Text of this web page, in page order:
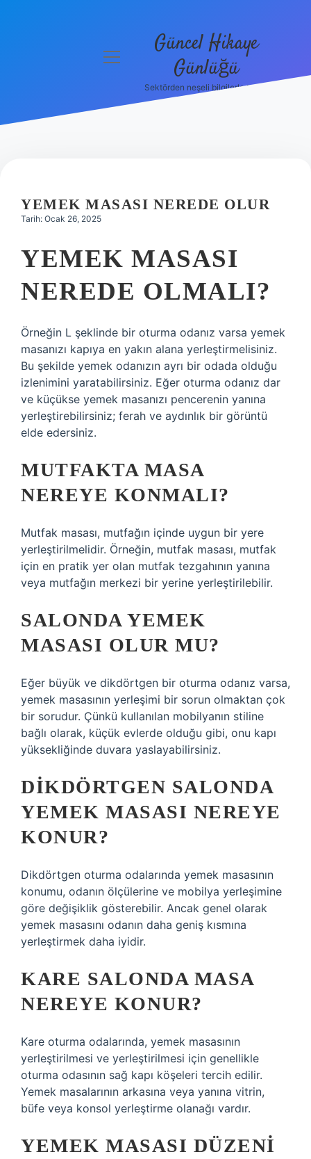
Hakkımızda
menüyü
Güncel Hikaye
Günlüğü
Sektörden neşeli bilgilerle tanış!
YEMEK MASASI NEREDE OLUR
Tarih: Ocak 26, 2025
YEMEK MASASI
NEREDE OLMALI?
Örneğin L şeklinde bir oturma odanız varsa yemek
masanızı kapıya en yakın alana yerleştirmelisiniz.
Bu şekilde yemek odanızın ayrı bir odada olduğu
izlenimini yaratabilirsiniz. Eğer oturma odanız dar
ve küçükse yemek masanızı pencerenin yanına
yerleştirebilirsiniz; ferah ve aydınlık bir görüntü
elde edersiniz.
MUTFAKTA MASA
NEREYE KONMALI?
Mutfak masası, mutfağın içinde uygun bir yere
yerleştirilmelidir. Örneğin, mutfak masası, mutfak
için en pratik yer olan mutfak tezgahının yanına
veya mutfağın merkezi bir yerine yerleştirilebilir.
SALONDA YEMEK
MASASI OLUR MU?
Eğer büyük ve dikdörtgen bir oturma odanız varsa,
yemek masasının yerleşimi bir sorun olmaktan çok
bir sorudur. Çünkü kullanılan mobilyanın stiline
bağlı olarak, küçük evlerde olduğu gibi, onu kapı
yüksekliğinde duvara yaslayabilirsiniz.
DIKDÖRTGEN SALONDA
YEMEK MASASI NEREYE
KONUR?
Dikdörtgen oturma odalarında yemek masasının
konumu, odanın ölçülerine ve mobilya yerleşimine
göre değişiklik gösterebilir. Ancak genel olarak
yemek masasını odanın daha geniş kısmına
yerleştirmek daha iyidir.
KARE SALONDA MASA
NEREYE KONUR?
Kare oturma odalarında, yemek masasının
yerleştirilmesi ve yerleştirilmesi için genellikle
oturma odasının sağ kapı köşeleri tercih edilir.
Yemek masalarının arkasına veya yanına vitrin,
büfe veya konsol yerleştirme olanağı vardır.
YEMEK MASASI DÜZENI